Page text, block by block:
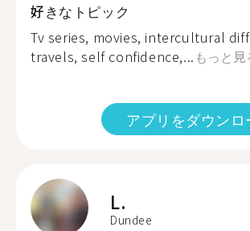
好きなトピック
Tv series, movies, intercultural
travels, self confidence,... もっと見
アプリをダウンロ
L.
Dundee